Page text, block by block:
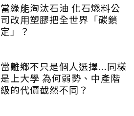
當綠能淘汰石油 化石燃料公
司改用塑膠把全世界「碳鎖
定」？
當離鄉不只是個人選擇...同樣
是上大學 為何弱勢、中產階
級的代價截然不同？